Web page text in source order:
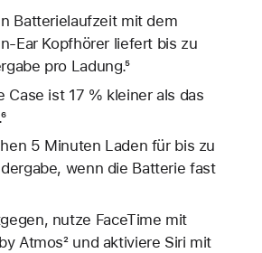
Batterielaufzeit mit dem
Ear Kopfhörer liefert bis zu
pro Ladung.⁵
Case ist 17 % kleiner als das
5 Minuten Laden für bis zu
wenn die Batterie fast
nutze FaceTime mit
Atmos² und aktiviere Siri mit